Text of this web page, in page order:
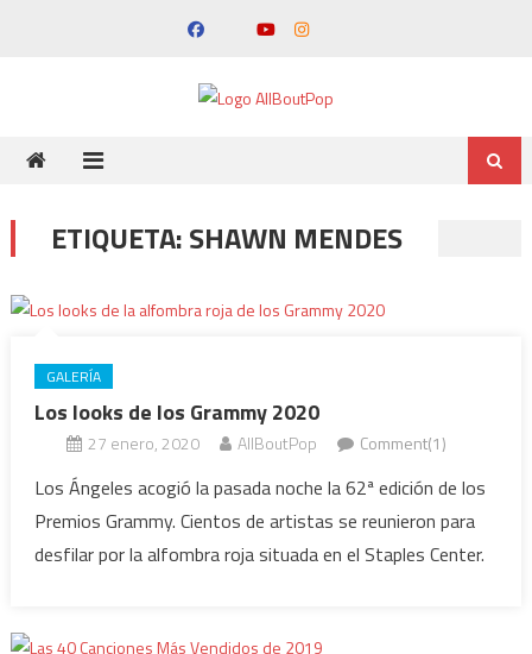
ETIQUETA:SHAWN MENDES
GALERÍA
Los looks de los Grammy 2020
27 enero, 2020 AllBoutPop Comment(1)
Los Ángeles acogió la pasada noche la 62ª edición de los
Premios Grammy. Cientos de artistas se reunieron para
desfilar por la alfombra roja situada en el Staples Center.